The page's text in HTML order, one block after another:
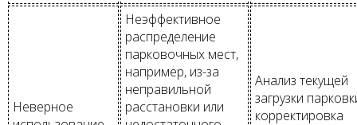
Неверное
Неэффективное
распределение
парковочных мест,
например, из-за
неправильной
расстановки или
Анализ текущей
загрузки
корректировка